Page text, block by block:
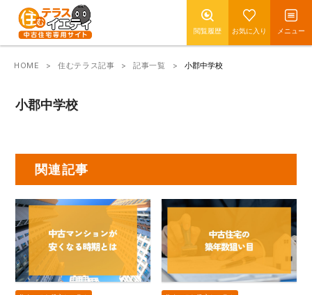
閲覧履歴 お気に入り メニュー
HOME 住むテラス記事 記事一覧 小郡中学校
小郡中学校
関連記事